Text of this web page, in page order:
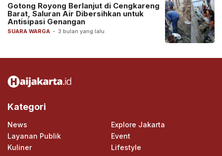
SUARA WARGA - 3 bulan yang lalu
Gotong Royong Berlanjut di Cengkareng
Barat, Saluran Air Dibersihkan untuk
Antisipasi Genangan
Kategori
News
Explore Jakarta
Layanan Publik
Event
Kuliner
Lifestyle